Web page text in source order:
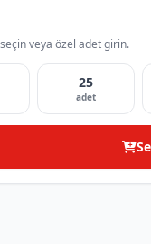
veya özel adet girin.
25
adet